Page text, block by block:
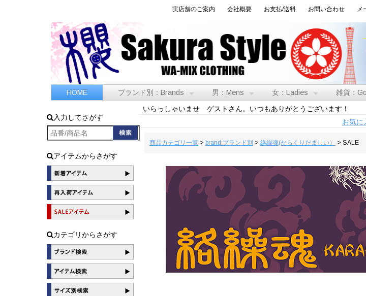
実店舗のご案内 会社概要 お支払/送料 お問い合わせ メ
HOME ブランド別：Brands 男：Mens 女：Ladies 雑貨：
入力してさがす
アイテムからさがす
カテゴリからさがす
いらっしゃいませ ゲストさん。いつもありがとうございます！
お気に
商品カテゴリ一覧> brand:ブランド別 > 絡繰魂(からくりだましい） > SALE